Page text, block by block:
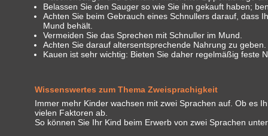
Belassen Sie den Sauger so wie Sie ihn gekauft haben;
Achten Sie beim Gebrauch eines Schnullers darauf, dass
Mund behält.
Vermeiden Sie das Sprechen mit Schnuller im Mund.
Achten Sie darauf altersentsprechende Nahrung zu geben.
Kauen ist sehr wichtig: Bieten Sie daher regelmäßig feste
Wissenswertes zum Thema Zweisprachigkeit
Immer mehr Kinder wachsen mit zwei Sprachen auf. Ob es
vielen Faktoren ab.
So können Sie Ihr Kind beim Erwerb von zwei Sprachen